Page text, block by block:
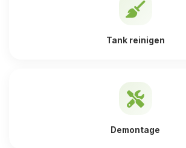
Tank reinigen
Demontage